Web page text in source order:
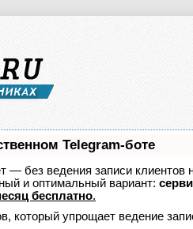
Telegram-боте
— без ведения записи
и оптимальный вариант:
бесплатно.
который упрощает ведение